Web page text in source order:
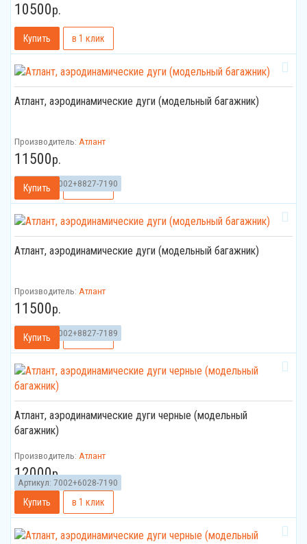
10500р.
Атлант, аэродинамические дуги (модельный багажник)
Артикул: 7002+8827-7190
Производитель: Атлант
11500р.
Атлант, аэродинамические дуги (модельный багажник)
Артикул: 7002+8827-7189
Производитель: Атлант
11500р.
Атлант, аэродинамические дуги черные (модельный
багажник)
Артикул: 7002+6028-7190
Производитель: Атлант
12000р.